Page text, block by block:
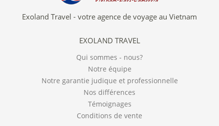
Exoland Travel - votre agence de voyage au Vietnam
EXOLAND TRAVEL
Qui sommes - nous?
Notre équipe
Notre garantie judique et professionnelle
Nos différences
Témoignages
Conditions de vente